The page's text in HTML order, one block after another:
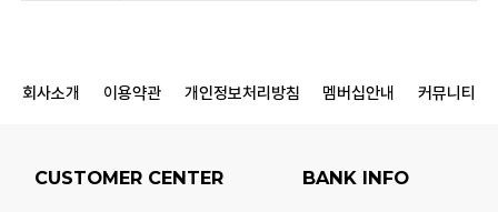
회사소개 이용약관 개인정보처리방침 멤버십안내 커뮤니티
CUSTOMER CENTER BANK INFO